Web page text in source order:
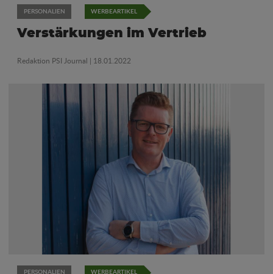
PERSONALIEN WERBEARTIKEL
Verstärkungen im Vertrieb
Redaktion PSI Journal | 18.01.2022
PERSONALIEN WERBEARTIKEL